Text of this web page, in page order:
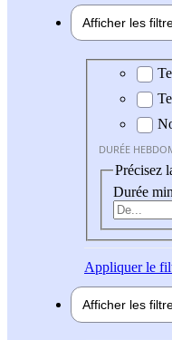
Afficher les
Durée
DURÉE
Précisez
Durée
Appliquerle
Afficher les